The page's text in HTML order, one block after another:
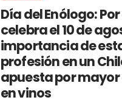
Día del Enólogo:
celebra el 10 de
importancia de
profesión en un
apuesta por
en vinos